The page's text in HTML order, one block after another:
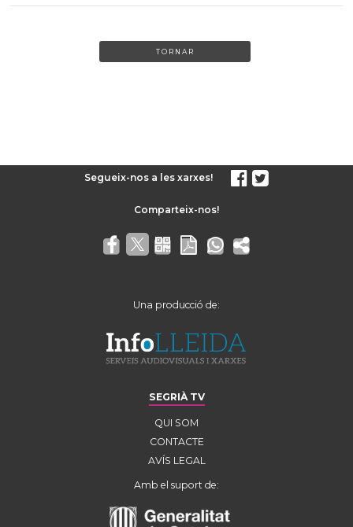
TORNAR
Segueix-nos a les xarxes!
Una producció de:
SEGRIÀ TV
QUI SOM
CONTACTE
AVÍS LEGAL
Amb el suport de: